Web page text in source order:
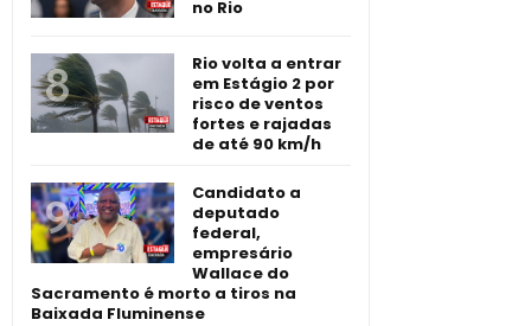
no Rio
Rio volta a entrar
em Estágio 2 por
risco de ventos
fortes e rajadas
de até 90 km/h
Candidato a
deputado
federal,
empresário
Wallace do
Sacramento é morto a tiros na
Baixada Fluminense